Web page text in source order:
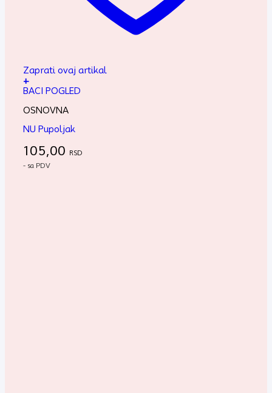
Zaprati ovaj artikal
+
BACI POGLED
OSNOVNA
NU Pupoljak
105,00 RSD
- sa PDV